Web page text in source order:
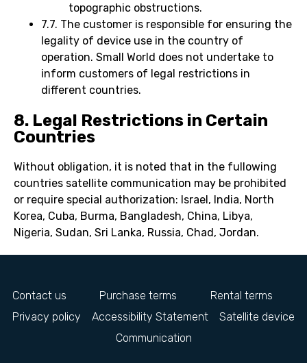
topographic obstructions.
7.7. The customer is responsible for ensuring the
legality of device use in the country of
operation. Small World does not undertake to
inform customers of legal restrictions in
different countries.
8. Legal Restrictions in Certain
Countries
Without obligation, it is noted that in the fullowing
countries satellite communication may be prohibited
or require special authorization: Israel, India, North
Korea, Cuba, Burma, Bangladesh, China, Libya,
Nigeria, Sudan, Sri Lanka, Russia, Chad, Jordan.
Contact us Purchase terms
Rental terms
Privacy policy
Accessibility Statement
Satellite device
Communication